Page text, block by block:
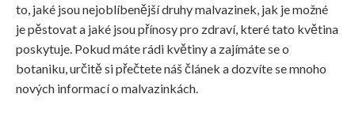
to, jaké jsou nejoblíbenější druhy malvazinek, jak je možné
je pěstovat a jaké jsou přínosy pro zdraví, které tato květina
poskytuje. Pokud máte rádi květiny a zajímáte se o
botaniku, určitě si přečtete náš článek a dozvíte se mnoho
nových informací o malvazinkách.